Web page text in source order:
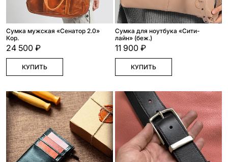
Сумка мужская «Сенатор 2.0»
Кор.
24 500 ₽
КУПИТЬ
Сумка для ноутбука «Сити-
лайн» (беж.)
11 900 ₽
КУПИТЬ